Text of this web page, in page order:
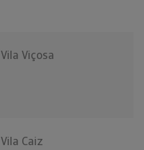
Vila Viçosa
Vila Caiz